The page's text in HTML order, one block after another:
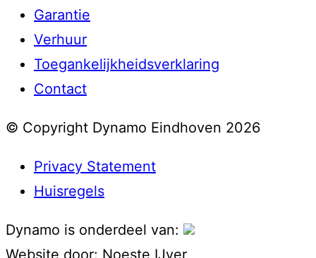
Garantie
Verhuur
Toegankelijkheidsverklaring
Contact
© Copyright Dynamo Eindhoven 2026
Privacy Statement
Huisregels
Dynamo is onderdeel van: